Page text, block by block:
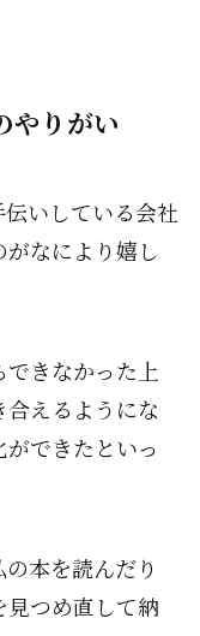
やりがい
いしている会社
なにより嬉し
きなかった上
えるようにな
できたといっ
本を読んだり
つめ直して納